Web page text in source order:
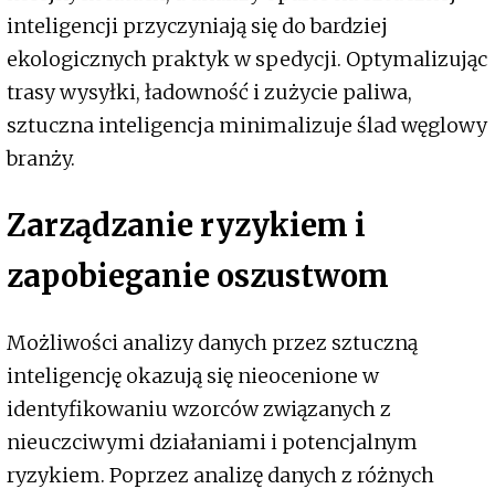
inteligencji przyczyniają się do bardziej
ekologicznych praktyk w spedycji. Optymalizując
trasy wysyłki, ładowność i zużycie paliwa,
sztuczna inteligencja minimalizuje ślad węglowy
branży.
Zarządzanie ryzykiem i
zapobieganie oszustwom
Możliwości analizy danych przez sztuczną
inteligencję okazują się nieocenione w
identyfikowaniu wzorców związanych z
nieuczciwymi działaniami i potencjalnym
ryzykiem. Poprzez analizę danych z różnych